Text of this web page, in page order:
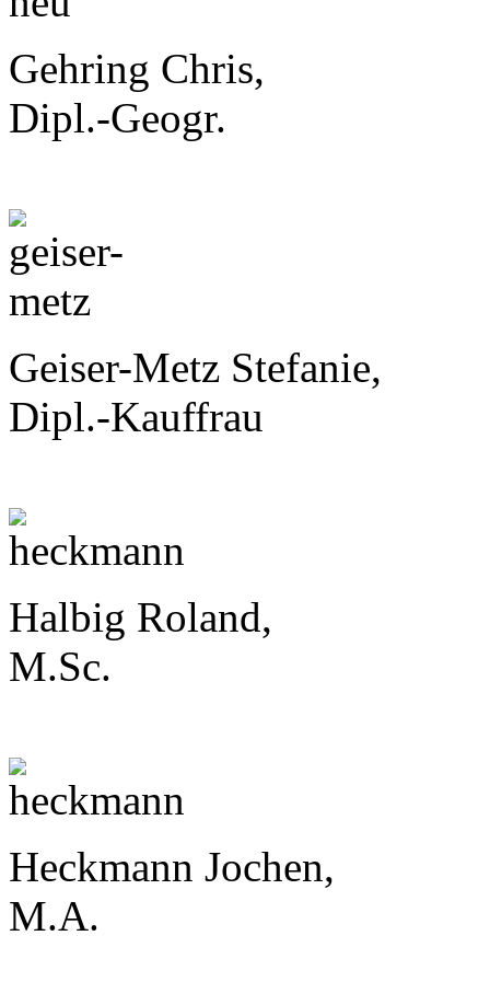
Gehring Chris,
Dipl.-Geogr.
Geiser-Metz Stefanie,
Dipl.-Kauffrau
Halbig Roland,
M.Sc.
Heckmann Jochen,
M.A.